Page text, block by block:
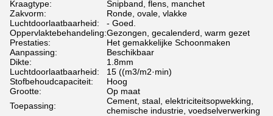
Kraagtype:
Snipband, flens, manchet
Zakvorm:
Ronde, ovale, vlakke
Luchtdoorlaatbaarheid:
- Goed.
Oppervlaktebehandeling:Gezongen, gecalenderd, warm gezet
Prestaties:
Het gemakkelijke Schoonmaken
Aanpassing:
Beschikbaar
Dikte:
1.8mm
Luchtdoorlaatbaarheid:
15 ((m3/m2·min)
Stofbehoudcapaciteit:
Hoog
Grootte:
Op maat
Toepassing:
Cement, staal, elektriciteitsopwekking,
chemische industrie, voedselverwerking